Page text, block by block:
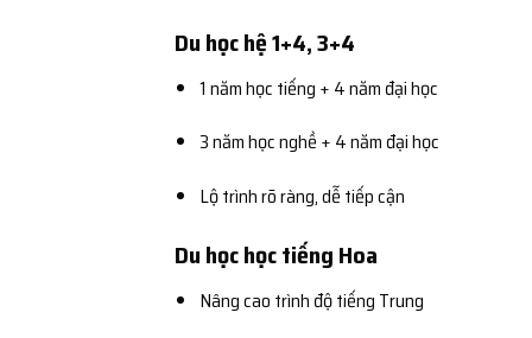
Du học hệ 1+4, 3+4
1 năm học tiếng + 4 năm đại học
3 năm học nghề + 4 năm đại học
Lộ trình rõ ràng, dễ tiếp cận
Du học học tiếng Hoa
Nâng cao trình độ tiếng Trung